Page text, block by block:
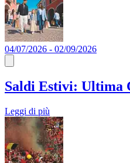
04/07/2026 - 02/09/2026
Saldi Estivi: Ultima
Leggi di più